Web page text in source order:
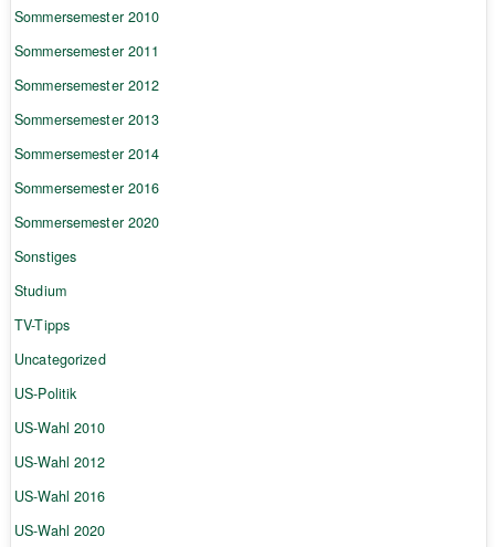
Sommersemester 2010
Sommersemester 2011
Sommersemester 2012
Sommersemester 2013
Sommersemester 2014
Sommersemester 2016
Sommersemester 2020
Sonstiges
Studium
TV-Tipps
Uncategorized
US-Politik
US-Wahl 2010
US-Wahl 2012
US-Wahl 2016
US-Wahl 2020